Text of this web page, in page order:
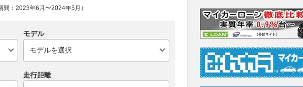
：2023年6月〜2024年5月）
モデル
走行距離